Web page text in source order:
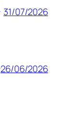
31/07/2026
26/06/2026